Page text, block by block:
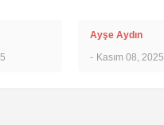
Ayşe Aydın
- Kasım 08, 2025